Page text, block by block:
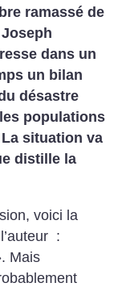
ramassé de
dans un
un bilan
désastre
populations
situation va
distille la
voici la
:
Mais